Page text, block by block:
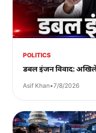
POLITICS
डबल इंजन विवाद:
Asif Khan•7/8/2026